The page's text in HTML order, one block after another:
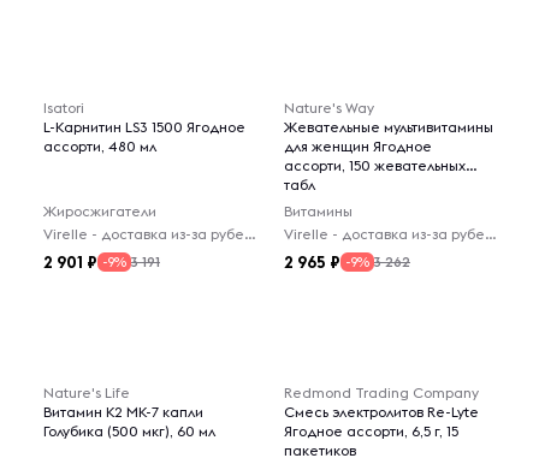
Isatori
L-Карнитин LS3 1500 Ягодное
ассорти, 480 мл
Жиросжигатели
Virelle - доставка из-за рубежа
2 901 -9% 3 191
Nature's Way
Жевательные мультивитамины
для женщин Ягодное
ассорти, 150 жевательных
табл
Витамины
Virelle - доставка из-за рубежа
2 965 -9% 3 262
Nature's Life
Витамин K2 MK-7 капли
Голубика (500 мкг), 60 мл
Redmond Trading Company
Смесь электролитов Re-Lyte
Ягодное ассорти, 6,5 г, 15
пакетиков